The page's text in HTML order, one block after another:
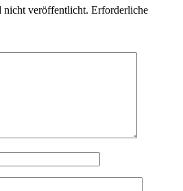
veröffentlicht. Erforderliche